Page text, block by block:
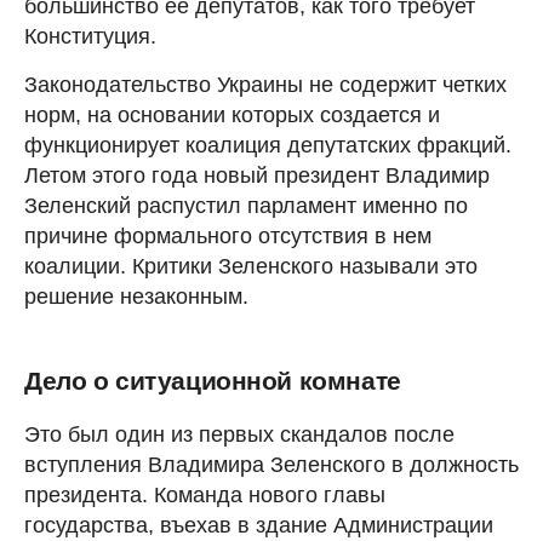
большинство ее депутатов, как того требует
Конституция.
Законодательство Украины не содержит четких
норм, на основании которых создается и
функционирует коалиция депутатских фракций.
Летом этого года новый президент Владимир
Зеленский распустил парламент именно по
причине формального отсутствия в нем
коалиции. Критики Зеленского называли это
решение незаконным.
Дело о ситуационной комнате
Это был один из первых скандалов после
вступления Владимира Зеленского в должность
президента. Команда нового главы
государства, въехав в здание Администрации